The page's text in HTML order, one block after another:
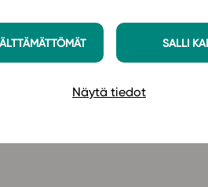
SALLI
Näytä tiedot
opetuksen tueksi.
sekä oppimateriaalin sisällöt